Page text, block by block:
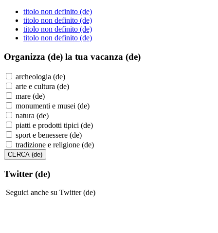
titolo non definito (de)
titolo non definito (de)
titolo non definito (de)
titolo non definito (de)
Organizza (de) la tua vacanza (de)
archeologia (de)
arte e cultura (de)
mare (de)
monumenti e musei (de)
natura (de)
piatti e prodotti tipici (de)
sport e benessere (de)
tradizione e religione (de)
Twitter (de)
Seguici anche su Twitter (de)